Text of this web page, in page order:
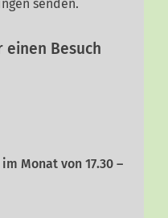
senden.
Besuch
Monat von 17.30 –